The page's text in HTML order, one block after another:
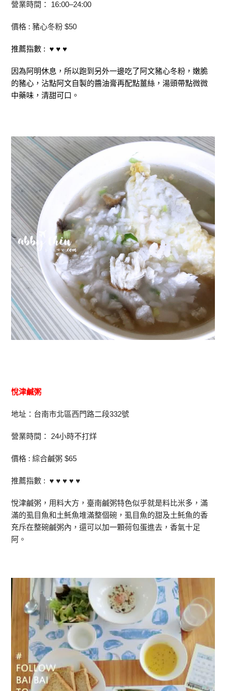
營業時間： 16:00–24:00
價格 : 豬心冬粉 $50
推薦指數 : ♥ ♥ ♥
因為阿明休息，所以跑到另外一邊吃了阿文豬心冬粉，嫩脆
的豬心，沾點阿文自製的醬油膏再配點薑絲，湯頭帶點微微
中藥味，清甜可口。
悅津鹹粥
地址：台南市北區西門路二段332號
營業時間： 24小時不打烊
價格 : 綜合鹹粥 $65
推薦指數 : ♥ ♥ ♥ ♥ ♥
悅津鹹粥，用料大方，臺南鹹粥特色似乎就是料比米多，滿
滿的虱目魚和土魠魚堆滿整個碗，虱目魚的甜及土魠魚的香
充斥在整碗鹹粥內，還可以加一顆荷包蛋進去，香氣十足
阿。